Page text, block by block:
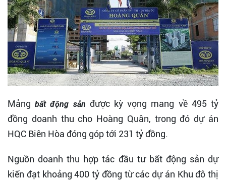
Mảngbất động sản được kỳ vọng mang về 495 tỷ
đồng doanh thu cho Hoàng Quân, trong đó dự án
HQC Biên Hòa đóng góp tới 231 tỷ đồng.
Nguồn doanh thu hợp tác đầu tư bất động sản dự
kiến đạt khoảng 400 tỷ đồng từ các dự án Khu đô thị